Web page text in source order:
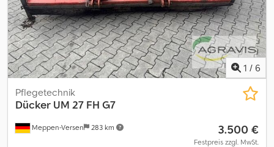
1 / 6
Meppen-Versen 283 km
Pflegetechnik
Dücker UM 27 FH G7
3.500 €
Festpreis zzgl. MwSt.